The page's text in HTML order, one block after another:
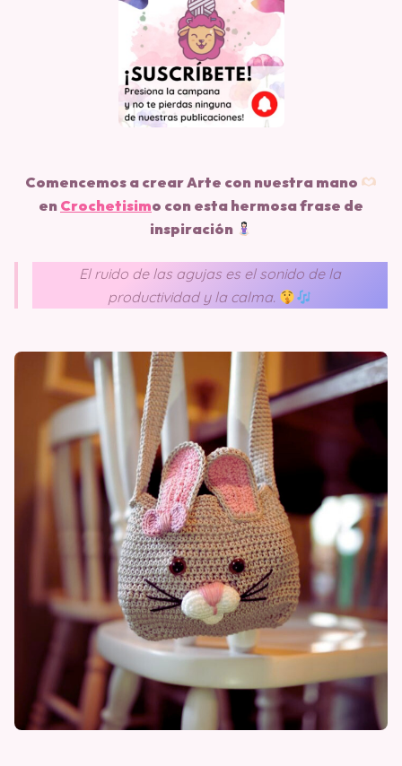
Comencemos a crear Arte con nuestra mano
en Crochetisimo con esta hermosa frase de
inspiración
El ruido de las agujas es el sonido de la
productividad y la calma.